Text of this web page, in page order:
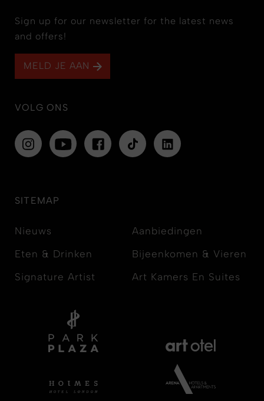
Sign up for our newsletter for the latest news
and offers!
MELD JE AAN
VOLG ONS
SITEMAP
Nieuws
Eten & Drinken
Signature Artist
Aanbiedingen
Bijeenkomen & Vieren
Art Kamers En Suites